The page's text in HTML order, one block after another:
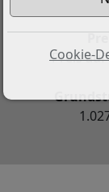
Preis
Cookie-